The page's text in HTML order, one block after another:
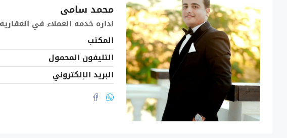
محمد سامى
اداره خدمه العملاء في
المكتب
التليفون المحمول
البريد الإلكتروني